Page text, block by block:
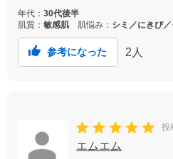
年代： 30代後半
肌質： 敏感肌 肌悩み： シミ／にきび
参考になった 2 人
投
エムエム